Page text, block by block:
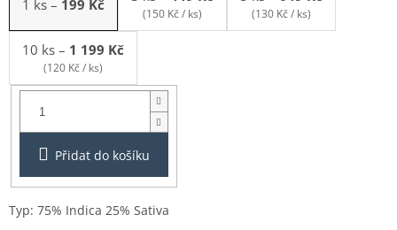
1 ks – 199 Kč
(150 Kč / ks) (130 Kč / ks)
10 ks – 1 199 Kč
(120 Kč / ks)
Balení:
Přidat do košíku
Typ: 75% Indica 25% Sativa